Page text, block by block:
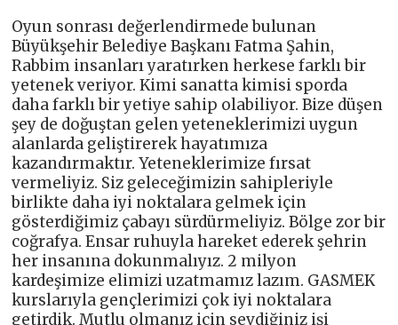
Oyun sonrası değerlendirmede bulunan
Büyükşehir Belediye Başkanı Fatma Şahin,
Rabbim insanları yaratırken herkese farklı bir
yetenek veriyor. Kimi sanatta kimisi sporda
daha farklı bir yetiye sahip olabiliyor. Bize düşen
şey de doğuştan gelen yeteneklerimizi uygun
alanlarda geliştirerek hayatımıza
kazandırmaktır. Yeteneklerimize fırsat
vermeliyiz. Siz geleceğimizin sahipleriyle
birlikte daha iyi noktalara gelmek için
gösterdiğimiz çabayı sürdürmeliyiz. Bölge zor bir
coğrafya. Ensar ruhuyla hareket ederek şehrin
her insanına dokunmalıyız. 2 milyon
kardeşimize elimizi uzatmamız lazım. GASMEK
kurslarıyla gençlerimizi çok iyi noktalara
getirdik. Mutlu olmanız için sevdiğiniz işi